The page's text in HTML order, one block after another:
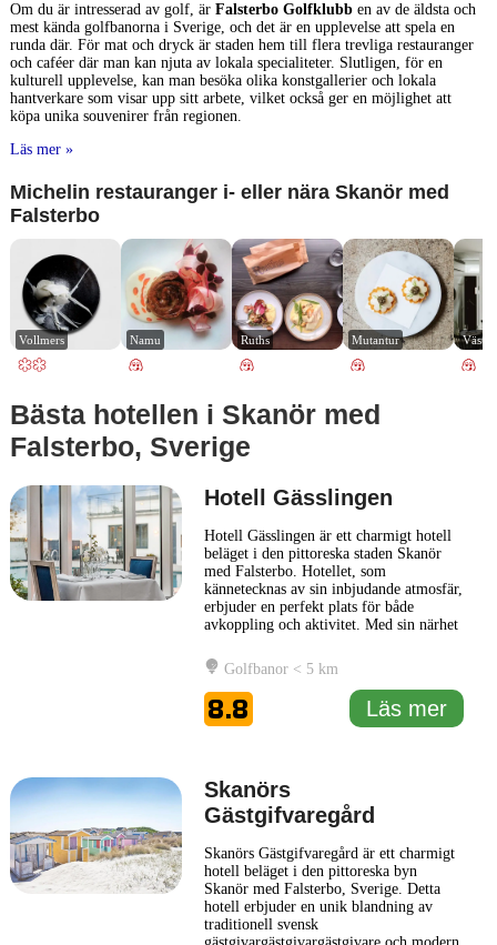
Om du är intresserad av golf, är Falsterbo Golfklubben av de äldsta och
mest kända golfbanorna i Sverige, och det är en upplevelse att spela en
runda där. För mat och dryck är staden hem till flera trevliga restauranger
och caféer där man kan njuta av lokala specialiteter. Slutligen, för en
kulturell upplevelse, kan man besöka olika konstgallerier och lokala
hantverkare som visar upp sitt arbete, vilket också ger en möjlighet att
köpa unika souvenirer från regionen.
Läs mer »
Michelin restauranger i- eller nära Skanör med
Falsterbo
Vollmers Namu Ruths Mutantur
Bästa hotellen i Skanör med
Falsterbo, Sverige
Hotell Gässlingen
Hotell Gässlingen är ett charmigt hotell
beläget i den pittoreska staden Skanör
med Falsterbo. Hotellet, som
kännetecknas av sin inbjudande atmosfär,
erbjuder en perfekt plats för både
avkoppling och aktivitet. Med sin närhet
olika aktiviteter, är Hotell Gässlingen ett
utmärkt val för gäster som vill utforska
den vackra kusten och det omgivande
landskapet. Inredningen
... Läs mer
Golfbanor < 5 km
8.8 Läs mer
Skanörs
Gästgifvaregård
Skanörs Gästgifvaregård är ett charmigt
hotell beläget i den pittoreska byn
Skanör med Falsterbo, Sverige. Detta
hotell erbjuder en unik blandning av
traditionell svensk